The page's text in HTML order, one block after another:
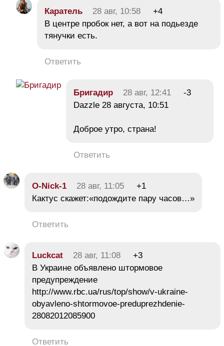
Каратель 28 авг, 10:58
+4
В центре пробок нет, а вот на подьезде
тянучки есть.
Ответить
Бригадир 28 авг, 12:41
-3
Dazzle 28 августа, 10:51
Доброе утро, страна!
Ответить
O-Nick-1 28 авг, 11:05
+1
Кактус скажет:«подождите пару часов…»
Ответить
Luckcat 28 авг, 11:08
+3
В Украине объявлено штормовое
предупреждение
http://www.rbc.ua/rus/top/show/v-ukraine-
obyavleno-shtormovoe-preduprezhdenie-
28082012085900
Ответить